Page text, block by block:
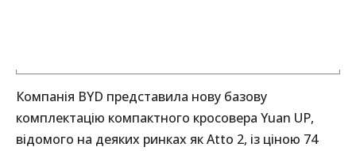
Компанія BYD представила нову базову
комплектацію компактного кросовера Yuan UP,
відомого на деяких ринках як Atto 2, із ціною 74